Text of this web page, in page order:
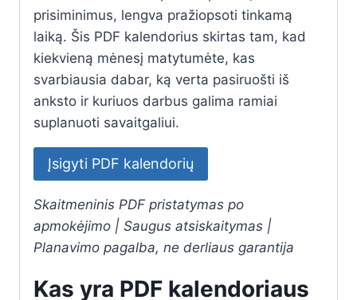
prisiminimus, lengva pražiopsoti tinkamą
laiką. Šis PDF kalendorius skirtas tam, kad
kiekvieną mėnesį matytumėte, kas
svarbiausia dabar, ką verta pasiruošti iš
anksto ir kuriuos darbus galima ramiai
suplanuoti savaitgaliui.
Įsigyti PDF kalendorių
Skaitmeninis PDF pristatymas po
apmokėjimo | Saugus atsiskaitymas |
Planavimo pagalba, ne derliaus garantija
Kas yra PDF kalendoriaus